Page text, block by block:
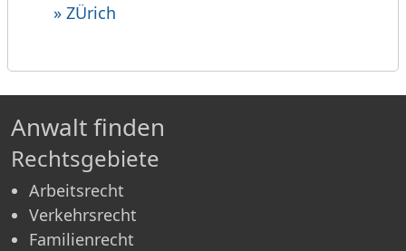
» ZÜrich
Anwalt finden
Rechtsgebiete
Arbeitsrecht
Verkehrsrecht
Familienrecht